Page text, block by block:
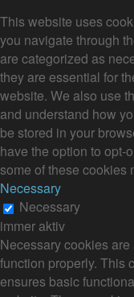
This website uses
you navigate through
are categorized as
they are essential for
website. We also use
and understand how
be stored in your
have the option to opt-
some of these cookies
Necessary
Necessary
immer aktiv
Necessary cookies
function properly. This
ensures basic